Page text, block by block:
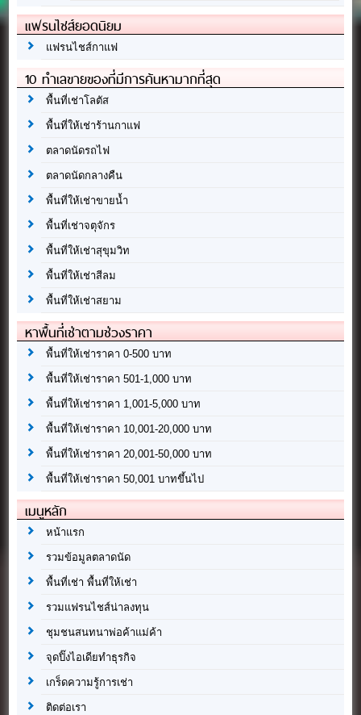
แฟรนไชส์ยอดนิยม
แฟรนไชส์กาแฟ
10 ทำเลขายของที่มีการค้นหามากที่สุด
พื้นที่เช่าโลตัส
พื้นที่ให้เช่าร้านกาแฟ
ตลาดนัดรถไฟ
ตลาดนัดกลางคืน
พื้นที่ให้เช่าขายน้ำ
พื้นที่เช่าจตุจักร
พื้นที่ให้เช่าสุขุมวิท
พื้นที่ให้เช่าสีลม
พื้นที่ให้เช่าสยาม
หาพื้นที่เช่าตามช่วงราคา
พื้นที่ให้เช่าราคา 0-500 บาท
พื้นที่ให้เช่าราคา 501-1,000 บาท
พื้นที่ให้เช่าราคา 1,001-5,000 บาท
พื้นที่ให้เช่าราคา 10,001-20,000 บาท
พื้นที่ให้เช่าราคา 20,001-50,000 บาท
พื้นที่ให้เช่าราคา 50,001 บาทขึ้นไป
เมนูหลัก
หน้าแรก
รวมข้อมูลตลาดนัด
พื้นที่เช่า พื้นที่ให้เช่า
รวมแฟรนไชส์น่าลงทุน
ชุมชนสนทนาพ่อค้าแม่ค้า
จุดปิ๊งไอเดียทำธุรกิจ
เกร็ดความรู้การเช่า
ติดต่อเรา